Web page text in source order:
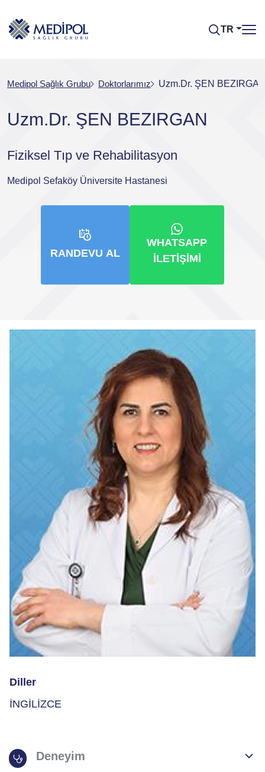
TR
Medipol Sağlık Grubu Doktorlarımız Uzm.Dr. ŞEN
Uzm.Dr. ŞEN BEZIRGAN
Fiziksel Tıp ve Rehabilitasyon
Medipol Sefaköy Üniversite Hastanesi
RANDEVU AL
WHATSAPP
İLETIŞIMI
Diller
İNGİLİZCE
Deneyim